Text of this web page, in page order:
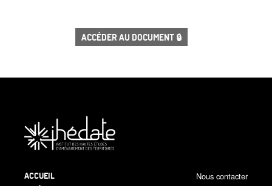
ACCÉDER AU DOCUMENT 🔒
ACCUEIL
Nous contacter